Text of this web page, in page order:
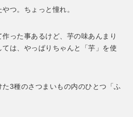
つ。ちょっと憧れ。
った事あるけど、芋の味あんまり
ては、やっぱりちゃんと「芋」を使
3種のさつまいもの内のひとつ「ふ